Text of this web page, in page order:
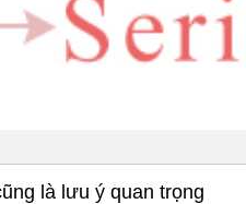
là lưu ý quan trọng